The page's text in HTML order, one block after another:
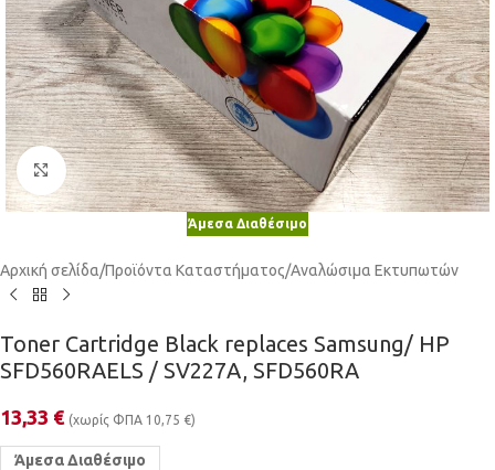
Κλικ για μεγέθυνση
Άμεσα Διαθέσιμο
Αρχική σελίδα/Προϊόντα Καταστήματος/Αναλώσιμα Εκτυπωτών
Toner Cartridge Black replaces Samsung/ HP
SFD560RAELS / SV227A, SFD560RA
13,33 € (χωρίς ΦΠΑ 10,75 €)
Άμεσα Διαθέσιμο